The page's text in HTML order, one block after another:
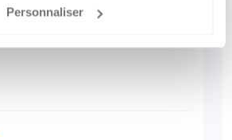
Personnaliser